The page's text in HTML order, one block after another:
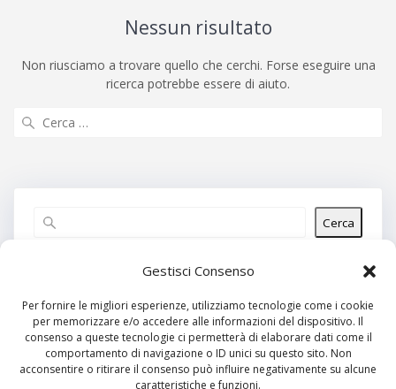
Gestisci Consenso
Per fornire le migliori esperienze, utilizziamo tecnologie come i cookie
per memorizzare e/o accedere alle informazioni del dispositivo. Il
consenso a queste tecnologie ci permetterà di elaborare dati come il
comportamento di navigazione o ID unici su questo sito. Non
acconsentire o ritirare il consenso può influire negativamente su alcune
caratteristiche e funzioni.
Nessun risultato
Non riusciamo a trovare quello che cerchi. Forse eseguire una
ricerca potrebbe essere di aiuto.
Cerca
Articoli recenti
Commenti recenti
Nessun commento da mostrare.